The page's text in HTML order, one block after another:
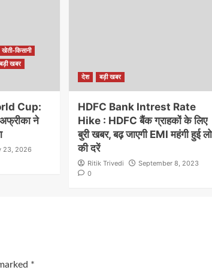
खेती-किसानी
बड़ी खबर
Cup:
ने
23, 2026
देश बड़ी खबर
HDFC Bank Intrest Rate
Hike : HDFC बैंक ग्राहकों के लिए
बुरी खबर, बढ़ जाएगी EMI महंगी हुई
की दरें
Ritik Trivedi
September 8, 2023
0
*